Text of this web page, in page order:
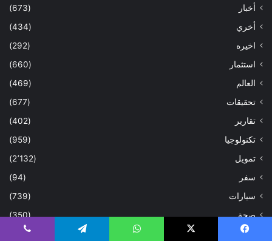
أخبار
(673)
أخري
(434)
اخيره
(292)
استثمار
(660)
العالم
(469)
تحقيقات
(677)
تقارير
(402)
تكنولوجيا
(959)
تمويل
(2٬132)
سفر
(94)
سيارات
(739)
صحة
(350)
عاجل
(364)